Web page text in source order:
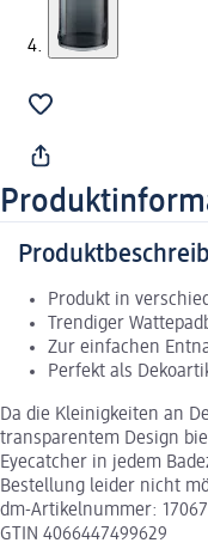
Produkt in
Trendiger
Zur einfachen
Perfekt als
Da die Kleinigkeiten an
transparentem Design
Eyecatcher in jedem
Bestellung leider nicht
dm-Artikelnummer:
GTIN 4066447499629